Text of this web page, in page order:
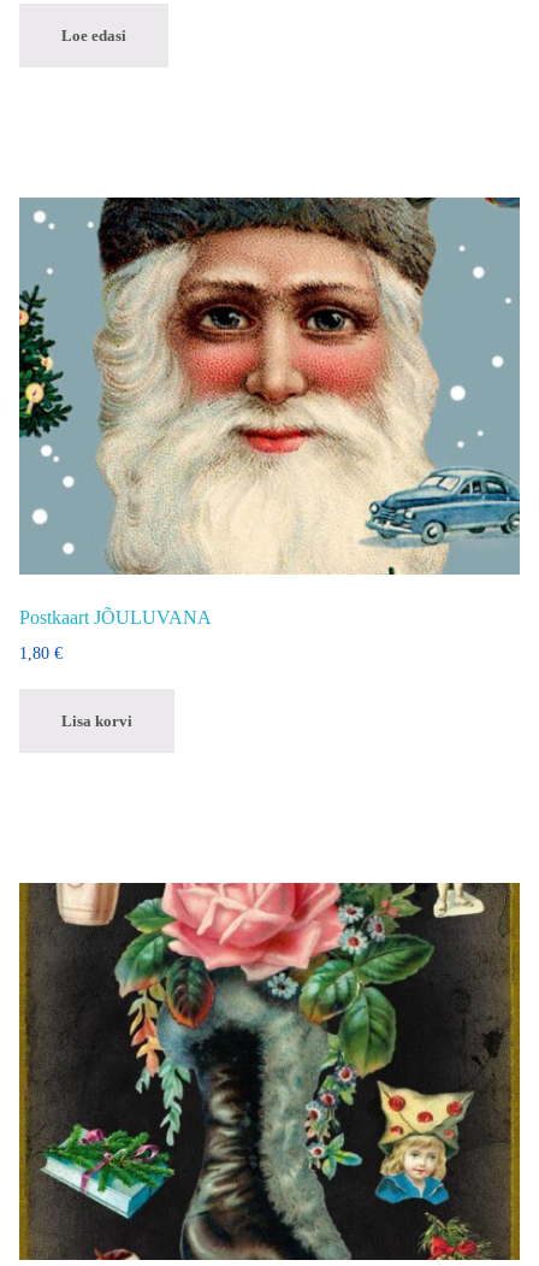
Loe edasi
Postkaart JÕULUVANA
1,80 €
Lisa korvi